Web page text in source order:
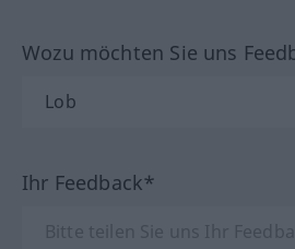
Wozu möchten Sie uns
Ihr Feedback*